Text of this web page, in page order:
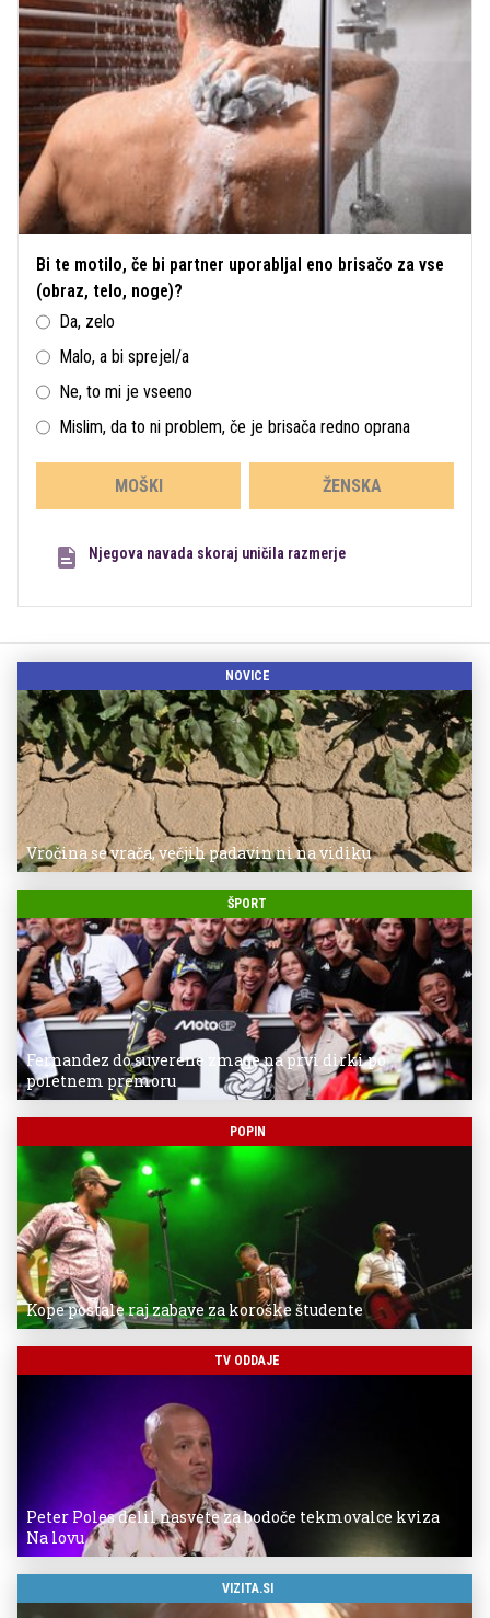
Bi te motilo, če bi partner uporabljal eno brisačo za vse
(obraz, telo, noge)?
Da, zelo
Malo, a bi sprejel/a
Ne, to mi je vseeno
Mislim, da to ni problem, če je brisača redno oprana
MOŠKI ŽENSKA
Njegova navada skoraj uničila razmerje
NOVICE
Vročina se vrača, večjih padavin ni na vidiku
ŠPORT
Fernandez do suverene zmage na prvi dirki po
poletnem premoru
POPIN
Kope postale raj zabave za koroške študente
TV ODDAJE
Peter Poles delil nasvete za bodoče tekmovalce kviza
Na lovu
VIZITA.SI